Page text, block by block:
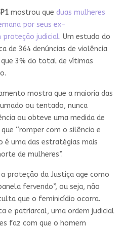
mostrou que duas mulheres
por seus ex-
proteção judicial. Um estudo do
de 364 denúncias de violência
3% do total de vítimas
mostra que a maioria das
ou tentado, nunca
ou obteve uma medida de
“romper com o silêncio e
é uma das estratégias mais
de mulheres”.
proteção da Justiça age como
fervendo”, ou seja, não
que o feminicídio ocorra.
e patriarcal, uma ordem judicial
faz com que o homem